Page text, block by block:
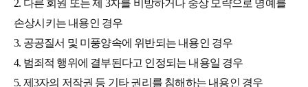
2. 다른 회원 또는 제 3자를 비방하거나 중상 모략으로 명예를
손상시키는 내용인 경우
3. 공공질서 및 미풍양속에 위반되는 내용인 경우
4. 범죄적 행위에 결부된다고 인정되는 내용일 경우
5. 제3자의 저작권 등 기타 권리를 침해하는 내용인 경우